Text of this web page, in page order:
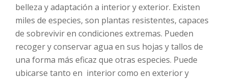
belleza y adaptación a interior y exterior. Existen
miles de especies, son plantas resistentes, capaces
de sobrevivir en condiciones extremas. Pueden
recoger y conservar agua en sus hojas y tallos de
una forma más eficaz que otras especies. Puede
ubicarse tanto en interior como en exterior y